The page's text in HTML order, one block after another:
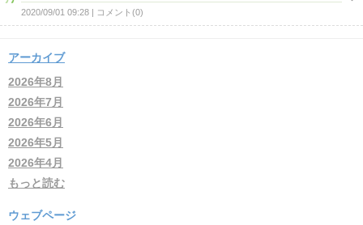
2020/09/01 09:28 コメント(0)
アーカイブ
2026年8月
2026年7月
2026年6月
2026年5月
2026年4月
もっと読む
ウェブページ